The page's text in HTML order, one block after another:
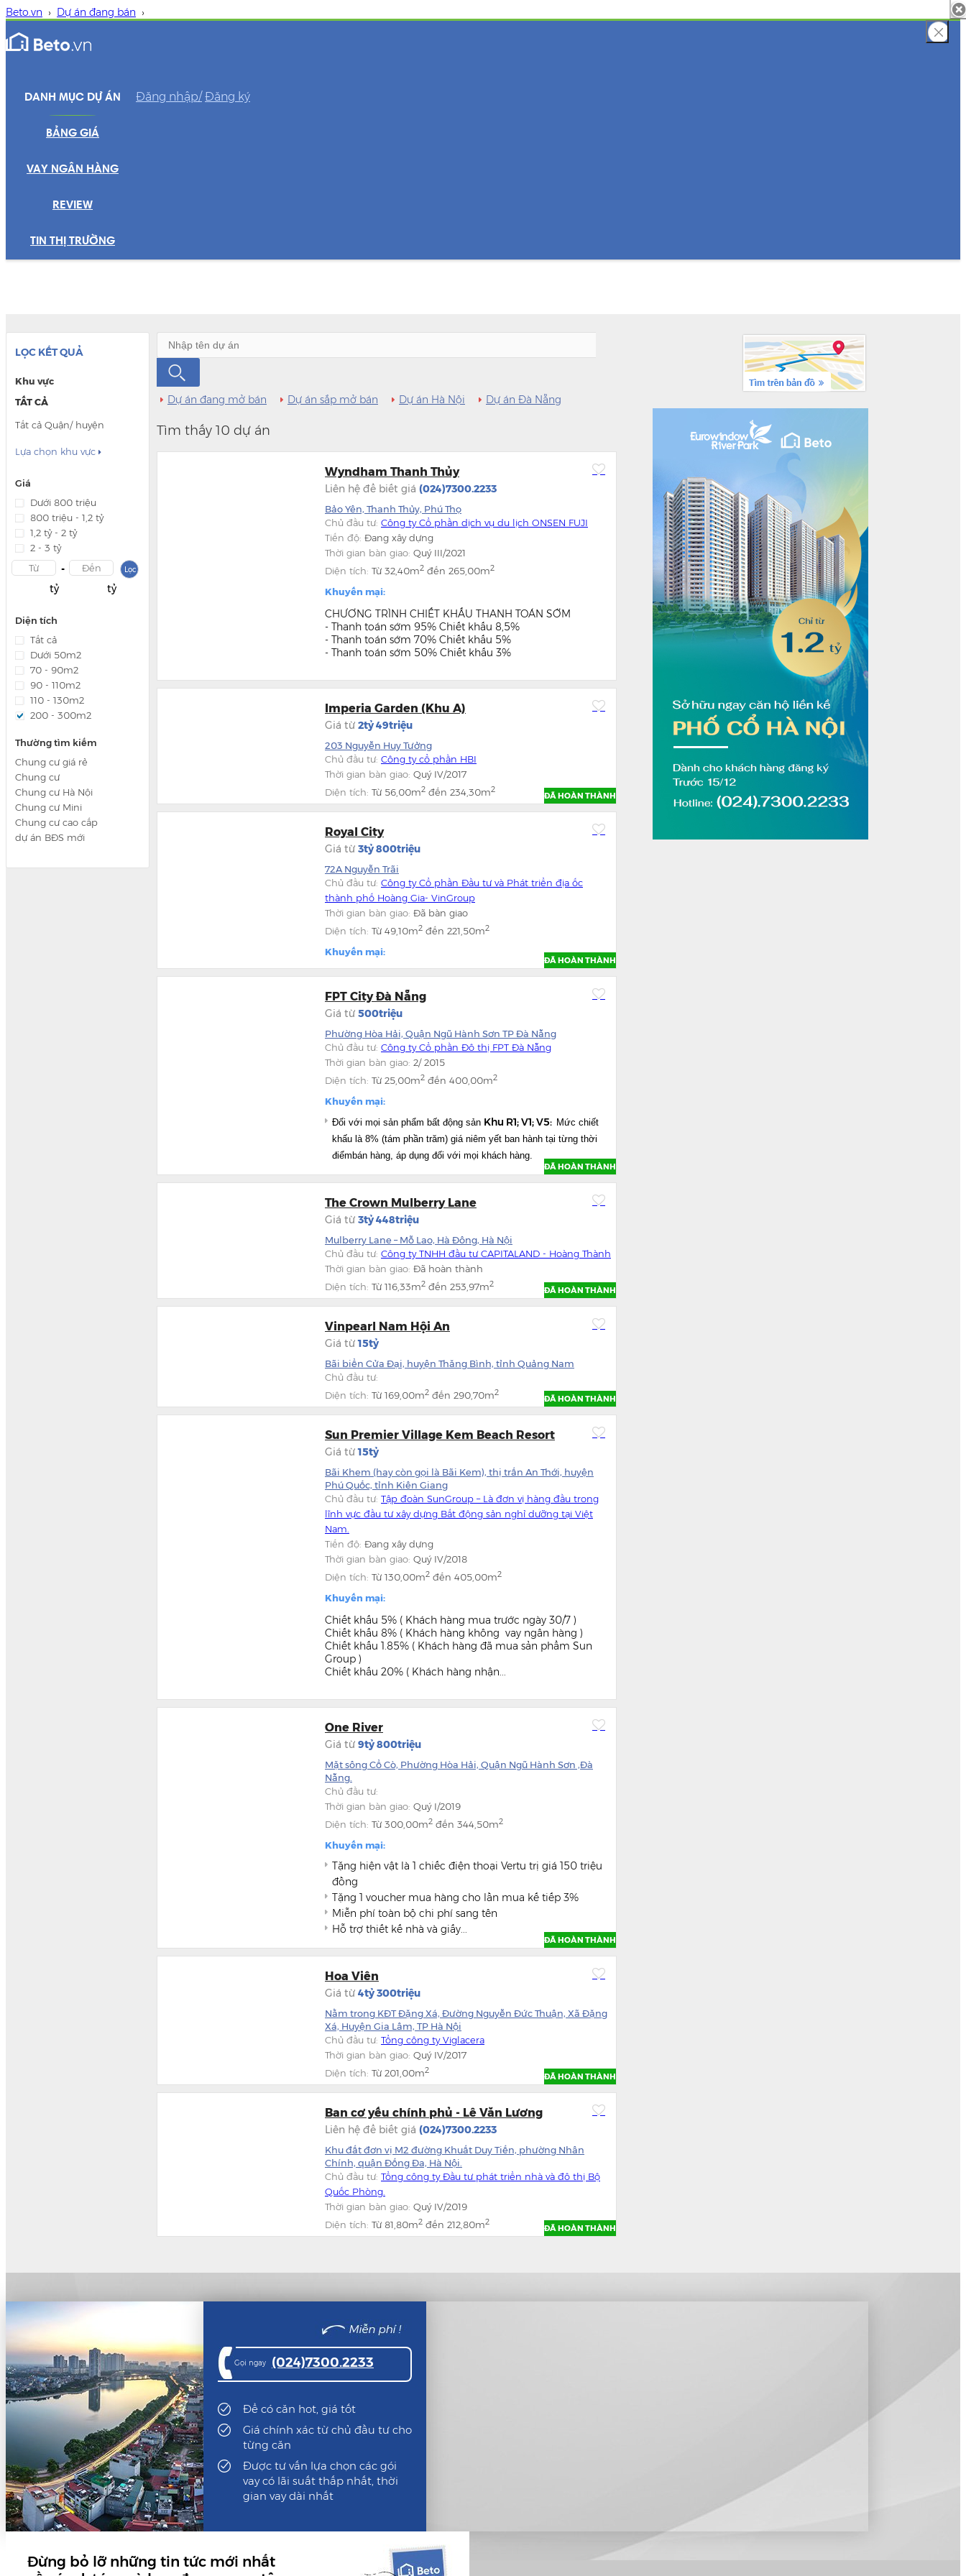
Beto.vn › Dự án đang bán ›
DANH MỤC DỰ ÁN
BẢNG GIÁ
VAY NGÂN HÀNG
REVIEW
TIN THỊ TRƯỜNG
Đăng nhập/ Đăng ký
LỌC KẾT QUẢ
Khu vực
TẤT CẢ
Tất cả Quận/ huyện
Lựa chọn khu vực 
Giá
Dưới 800 triệu
800 triệu - 1,2 tỷ
1,2 tỷ - 2 tỷ
2 - 3 tỷ
tỷ
-
tỷ
Lọc
Diện tích
Tất cả
Dưới 50m2
70 - 90m2
90 - 110m2
110 - 130m2
200 - 300m2
Thường tìm kiếm
Chung cư giá rẻ
Chung cư
Chung cư Hà Nội
Chung cư Mini
Chung cư cao cấp
dự án BĐS mới
Dự án đang mở bán Dự án sắp mở bán Dự án Hà Nội Dự án Đà Nẵng
Tìm thấy 10 dự án
Wyndham Thanh Thủy
Liên hệ để biết giá (024)7300.2233
Bảo Yên, Thanh Thủy, Phú Thọ
Chủ đầu tư: Công ty Cổ phần dịch vụ du lịch ONSEN FUJI
Tiến độ: Đang xây dựng
Thời gian bàn giao: Quý III/2021
Diện tích: Từ32,40m2 đến 265,00m2
Khuyến mại:
CHƯƠNG TRÌNH CHIẾT KHẤU THANH TOÁN SỚM
- Thanh toán sớm 95% Chiết khấu 8,5%
- Thanh toán sớm 70% Chiết khấu 5%
- Thanh toán sớm 50% Chiết khấu 3%
Imperia Garden (Khu A)
Giá từ 2tỷ 49triệu
203 Nguyễn Huy Tưởng
Chủ đầu tư: Công ty cổ phần HBI
ĐÃ HOÀN THÀNH
Thời gian bàn giao: Quý IV/2017
Diện tích: Từ 56,00m2 đến 234,30m2
Royal City
Giá từ 3tỷ 800triệu
72A Nguyễn Trãi
Chủ đầu tư: Công ty Cổ phần Đầu tư và Phát triển địa ốc
thành phố Hoàng Gia- VinGroup
ĐÃ HOÀN THÀNH
Thời gian bàn giao: Đã bàn giao
Diện tích: Từ49,10m2 đến 221,50m2
Khuyến mại:
FPT City Đà Nẵng
Giá từ 500triệu
Phường Hòa Hải, Quận Ngũ Hành Sơn TP Đà Nẵng
Chủ đầu tư: Công ty Cổ phần Đô thị FPT Đà Nẵng
ĐÃ HOÀN THÀNH
Thời gian bàn giao: 2/ 2015
Diện tích: Từ25,00m2 đến 400,00m2
Khuyến mại:
Đối với mọi sản phẩm bất động sản Khu R1; V1; V5: Mức chiết
khấu là 8% (tám phần trăm) giá niêm yết ban hành tại từng thời
điểmbán hàng, áp dụng đối với mọi khách hàng.
The Crown Mulberry Lane
Giá từ 3tỷ 448triệu
Mulberry Lane – Mỗ Lao, Hà Đông, Hà Nội
Chủ đầu tư: Công ty TNHH đầu tư CAPITALAND - Hoàng Thành
ĐÃ HOÀN THÀNH
Thời gian bàn giao: Đã hoàn thành
Diện tích: Từ116,33m2 đến 253,97m2
Vinpearl Nam Hội An
Giá từ 15tỷ
Bãi biển Cửa Đại, huyện Thăng Bình, tỉnh Quảng Nam
Chủ đầu tư:
ĐÃ HOÀN THÀNH
Diện tích: Từ169,00m2 đến 290,70m2
Sun Premier Village Kem Beach Resort
Giá từ 15tỷ
Bãi Khem (hay còn gọi là Bãi Kem), thị trấn An Thới, huyện
Phú Quốc, tỉnh Kiên Giang
Chủ đầu tư: Tập đoàn SunGroup – Là đơn vị hàng đầu trong
lĩnh vực đầu tư xây dựng Bất động sản nghỉ dưỡng tại Việt
Nam.
Tiến độ: Đang xây dựng
Thời gian bàn giao: Quý IV/2018
Diện tích: Từ130,00m2 đến 405,00m2
Khuyến mại:
Chiết khấu 5% ( Khách hàng mua trước ngày 30/7 )
Chiết khấu 8% ( Khách hàng không vay ngân hàng )
Chiết khấu 1.85% ( Khách hàng đã mua sản phẩm Sun
Group )
Chiết khấu 20% ( Khách hàng nhận...
One River
Giá từ 9tỷ 800triệu
Mặt sông Cổ Cò, Phường Hòa Hải, Quận Ngũ Hành Sơn ,Đà
Nẵng.
Chủ đầu tư:
ĐÃ HOÀN THÀNH
Thời gian bàn giao: Quý I/2019
Diện tích: Từ300,00m2 đến 344,50m2
Khuyến mại:
Tặng hiện vật là 1 chiếc điện thoại Vertu trị giá 150 triệu
đồng
Tặng 1 voucher mua hàng cho lần mua kế tiếp 3%
Miễn phí toàn bộ chi phí sang tên
Hỗ trợ thiết kế nhà và giấy...
Hoa Viên
Giá từ 4tỷ 300triệu
Nằm trong KĐT Đặng Xá, Đường Nguyễn Đức Thuận, Xã Đặng
Xá, Huyện Gia Lâm, TP Hà Nội
Chủ đầu tư: Tổng công ty Viglacera
ĐÃ HOÀN THÀNH
Thời gian bàn giao: Quý IV/2017
Diện tích: Từ201,00m2
Ban cơ yếu chính phủ - Lê Văn Lương
Liên hệ để biết giá (024)7300.2233
Khu đất đơn vị M2 đường Khuất Duy Tiến, phường Nhân
Chính, quận Đống Đa, Hà Nội.
Chủ đầu tư: Tổng công ty Đầu tư phát triển nhà và đô thị Bộ
Quốc Phòng.
ĐÃ HOÀN THÀNH
Thời gian bàn giao: Quý IV/2019
Diện tích: Từ 81,80m2 đến 212,80m2
Gọi ngay (024)7300.2233
Để có căn hot, giá tốt
Giá chính xác từ chủ đầu tư cho
từng căn
Được tư vấn lựa chọn các gói
vay có lãi suất thấp nhất, thời
gian vay dài nhất
Đừng bỏ lỡ những tin tức mới nhất